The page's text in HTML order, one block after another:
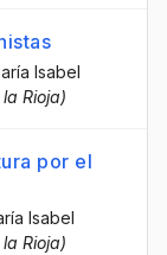
Isabel
Rioja)
por el
Isabel
Rioja)